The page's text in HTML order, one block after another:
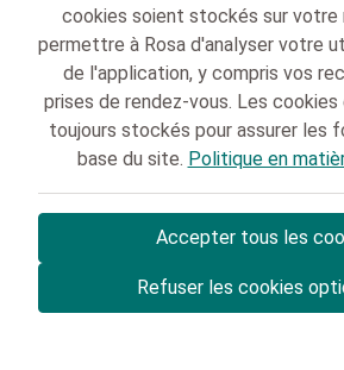
- Vos rendez-vous
cookies soient stockés sur votre
permettre à Rosa d'analyser votre
de l'application, y compris vos
prises de rendez-vous. Les
toujours stockés pour assurer les
base du site. Politique en
Accepter tous les
Refuser les cookies